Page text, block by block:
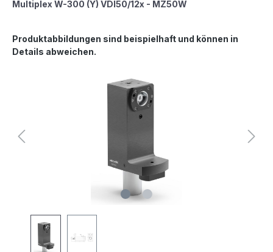
Multiplex W-300 (Y) VDI50/12x - MZ50W
Produktabbildungen sind beispielhaft und können in
Details abweichen.